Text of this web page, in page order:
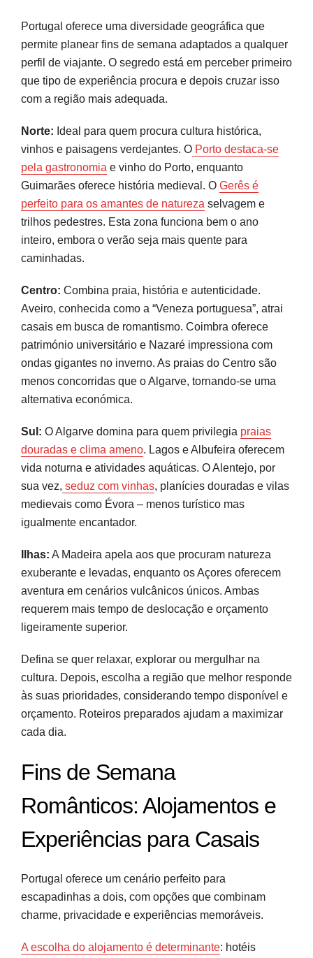
Portugal oferece uma diversidade geográfica que
permite planear fins de semana adaptados a qualquer
perfil de viajante. O segredo está em perceber primeiro
que tipo de experiência procura e depois cruzar isso
com a região mais adequada.
Norte: Ideal para quem procura cultura histórica,
vinhos e paisagens verdejantes. O Porto destaca-se
pela gastronomia e vinho do Porto, enquanto
Guimarães oferece história medieval. O Gerês é
perfeito para os amantes de natureza selvagem e
trilhos pedestres. Esta zona funciona bem o ano
inteiro, embora o verão seja mais quente para
caminhadas.
Centro: Combina praia, história e autenticidade.
Aveiro, conhecida como a “Veneza portuguesa”, atrai
casais em busca de romantismo. Coimbra oferece
património universitário e Nazaré impressiona com
ondas gigantes no inverno. As praias do Centro são
menos concorridas que o Algarve, tornando-se uma
alternativa económica.
Sul: O Algarve domina para quem privilegia praias
douradas e clima ameno. Lagos e Albufeira oferecem
vida noturna e atividades aquáticas. O Alentejo, por
sua vez, seduz com vinhas, planícies douradas e vilas
medievais como Évora – menos turístico mas
igualmente encantador.
Ilhas: A Madeira apela aos que procuram natureza
exuberante e levadas, enquanto os Açores oferecem
aventura em cenários vulcânicos únicos. Ambas
requerem mais tempo de deslocação e orçamento
ligeiramente superior.
Defina se quer relaxar, explorar ou mergulhar na
cultura. Depois, escolha a região que melhor responde
às suas prioridades, considerando tempo disponível e
orçamento. Roteiros preparados ajudam a maximizar
cada dia.
Fins de Semana
Românticos: Alojamentos e
Experiências para Casais
Portugal oferece um cenário perfeito para
escapadinhas a dois, com opções que combinam
charme, privacidade e experiências memoráveis.
A escolha do alojamento é determinante: hotéis